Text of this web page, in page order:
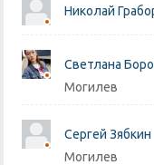
Николай
Светлана
Могилев
Сергей Зябкин
Могилев